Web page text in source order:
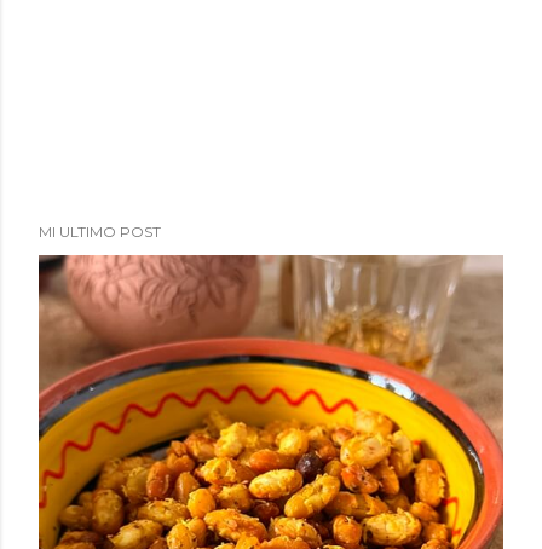
MI ULTIMO POST